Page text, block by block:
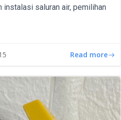
instalasi saluran air, pemilihan
Read more